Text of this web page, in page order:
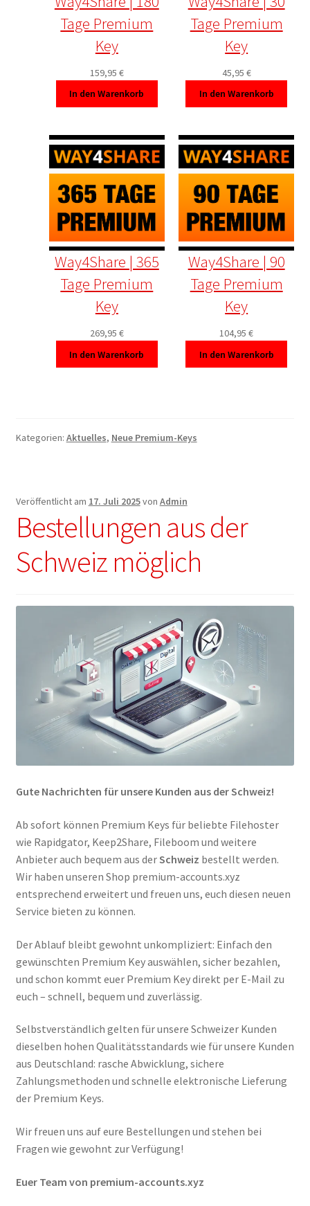
Tage Premium
Key
159,95 €
In den Warenkorb
Tage Premium
Key
45,95 €
In den Warenkorb
Way4Share | 365
Tage Premium
Key
269,95 €
In den Warenkorb
Way4Share | 90
Tage Premium
Key
104,95€
In den Warenkorb
Kategorien: Aktuelles, Neue Premium-Keys
Veröffentlicht am 17. Juli 2025von Admin
Bestellungen aus der
Schweiz möglich
Gute Nachrichten für unsere Kunden aus der Schweiz!
Ab sofort können Premium Keys für beliebte Filehoster
wie Rapidgator, Keep2Share, Fileboom und weitere
Anbieter auch bequem aus derSchweiz bestellt werden.
Wir haben unseren Shop premium-accounts.xyz
entsprechend erweitert und freuen uns, euch diesen neuen
Service bieten zu können.
Der Ablauf bleibt gewohnt unkompliziert: Einfach den
gewünschten Premium Key auswählen, sicher bezahlen,
und schon kommt euer Premium Key direkt per E-Mail zu
euch – schnell, bequem und zuverlässig.
Selbstverständlich gelten für unsere Schweizer Kunden
dieselben hohen Qualitätsstandards wie für unsere Kunden
aus Deutschland: rasche Abwicklung, sichere
Zahlungsmethoden und schnelle elektronische Lieferung
der Premium Keys.
Wir freuen uns auf eure Bestellungen und stehen bei
Fragen wie gewohnt zur Verfügung!
Euer Team von premium-accounts.xyz